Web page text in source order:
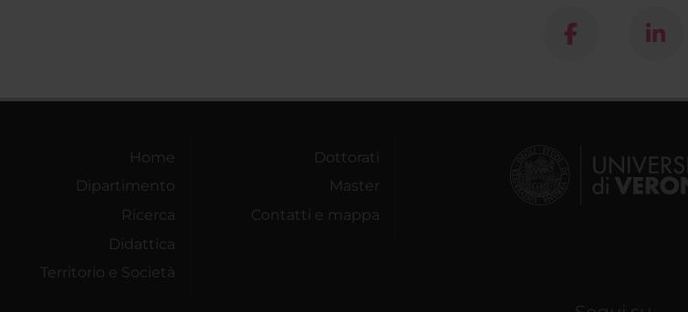
Home
Dipartimento
Ricerca
Didattica
Territorio e Società
Dottorati
Master
Contatti e mappa